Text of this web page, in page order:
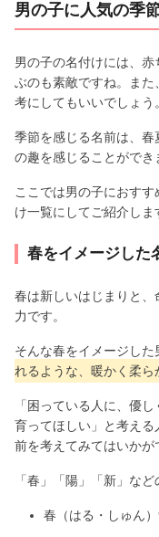
男の子に人気の季
男の子の名付けには、
ぶのも素敵ですね。ま
考にしてもいいでしょう。
季節を感じる名前は、
の趣を感じることができ
ここでは男の子におす
け一覧にしてご紹介しま
春をイメージした
春は新しいはじまりと
力です。
そんな春をイメージした
れるような、暖かく柔ら
「困っている人に、優
育ってほしい」と考え
前を考えてみてはいかが
「春」「陽」「新」な
春（はる・しゅん